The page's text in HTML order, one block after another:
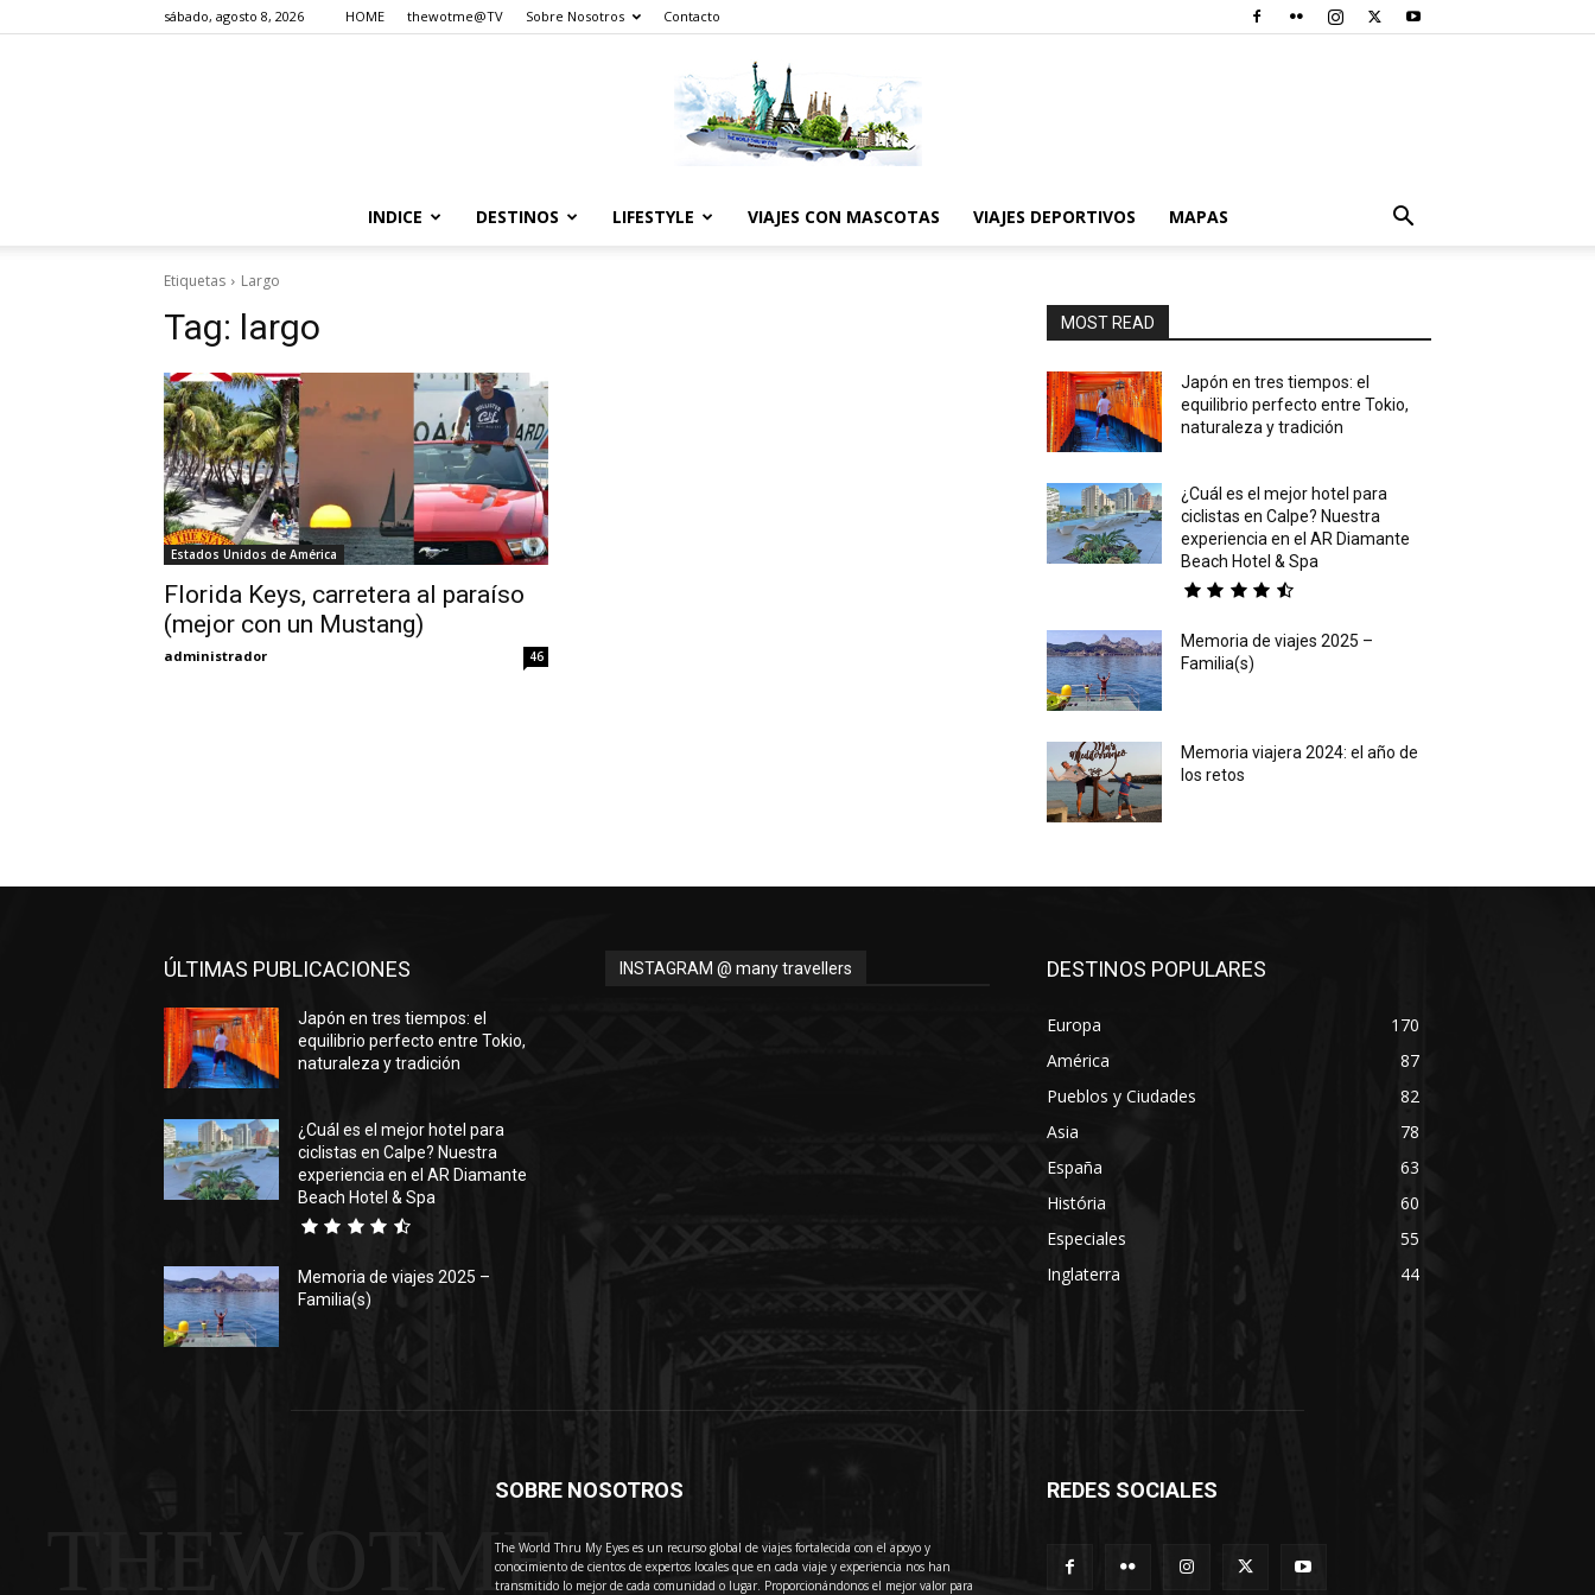
sábado, agosto 8, 2026 HOME thewotme@TV Sobre Nosotros Contacto
INDICE DESTINOS LIFESTYLE VIAJES CON MASCOTAS VIAJES DEPORTIVOS MAPAS
Etiquetas Largo
Tag: largo
Estados Unidos de América
Florida Keys, carretera al paraíso
(mejor con un Mustang)
administrador 46
MOST READ
Japón en tres tiempos: el
equilibrio perfecto entre Tokio,
naturaleza y tradición
¿Cuál es el mejor hotel para
ciclistas en Calpe? Nuestra
experiencia en el AR Diamante
Beach Hotel & Spa
Memoria de viajes 2025 –
Familia(s)
Memoria viajera 2024: el año de
los retos
ÚLTIMAS PUBLICACIONES
Japón en tres tiempos: el
equilibrio perfecto entre Tokio,
naturaleza y tradición
¿Cuál es el mejor hotel para
ciclistas en Calpe? Nuestra
experiencia en el AR Diamante
Beach Hotel & Spa
Memoria de viajes 2025 –
Familia(s)
INSTAGRAM @ many travellers DESTINOS POPULARES
Europa
170
América
87
Pueblos y Ciudades
82
Asia
78
España
63
História
60
Especiales
55
Inglaterra
44
THEWOTME
SOBRE NOSOTROS
The World Thru My Eyes es un recurso global de viajes fortalecida con el apoyo y
conocimiento de cientos de expertos locales que en cada viaje y experiencia nos han
transmitido lo mejor de cada comunidad o lugar. Proporcionándonos el mejor valor para
REDES SOCIALES